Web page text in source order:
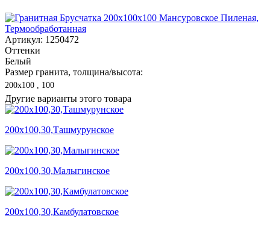
Артикул: 1250472
Оттенки
Белый
Размер гранита, толщина/высота:
200х100 , 100
Другие варианты этого товара
200х100,30,Ташмурунское
200х100,30,Малыгинское
200х100,30,Камбулатовское